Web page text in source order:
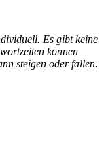
Es gibt keine
können
steigen oder fallen.